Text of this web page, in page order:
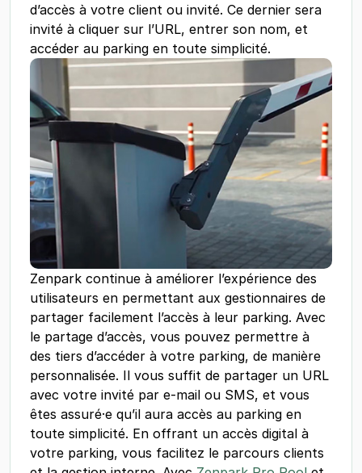
d’accès à votre client ou invité. Ce dernier sera
invité à cliquer sur l’URL, entrer son nom, et
accéder au parking en toute simplicité.
Zenpark continue à améliorer l’expérience des
utilisateurs en permettant aux gestionnaires de
partager facilement l’accès à leur parking. Avec
le partage d’accès, vous pouvez permettre à
des tiers d’accéder à votre parking, de manière
personnalisée. Il vous suffit de partager un URL
avec votre invité par e-mail ou SMS, et vous
êtes assuré·e qu’il aura accès au parking en
toute simplicité. En offrant un accès digital à
votre parking, vous facilitez le parcours clients